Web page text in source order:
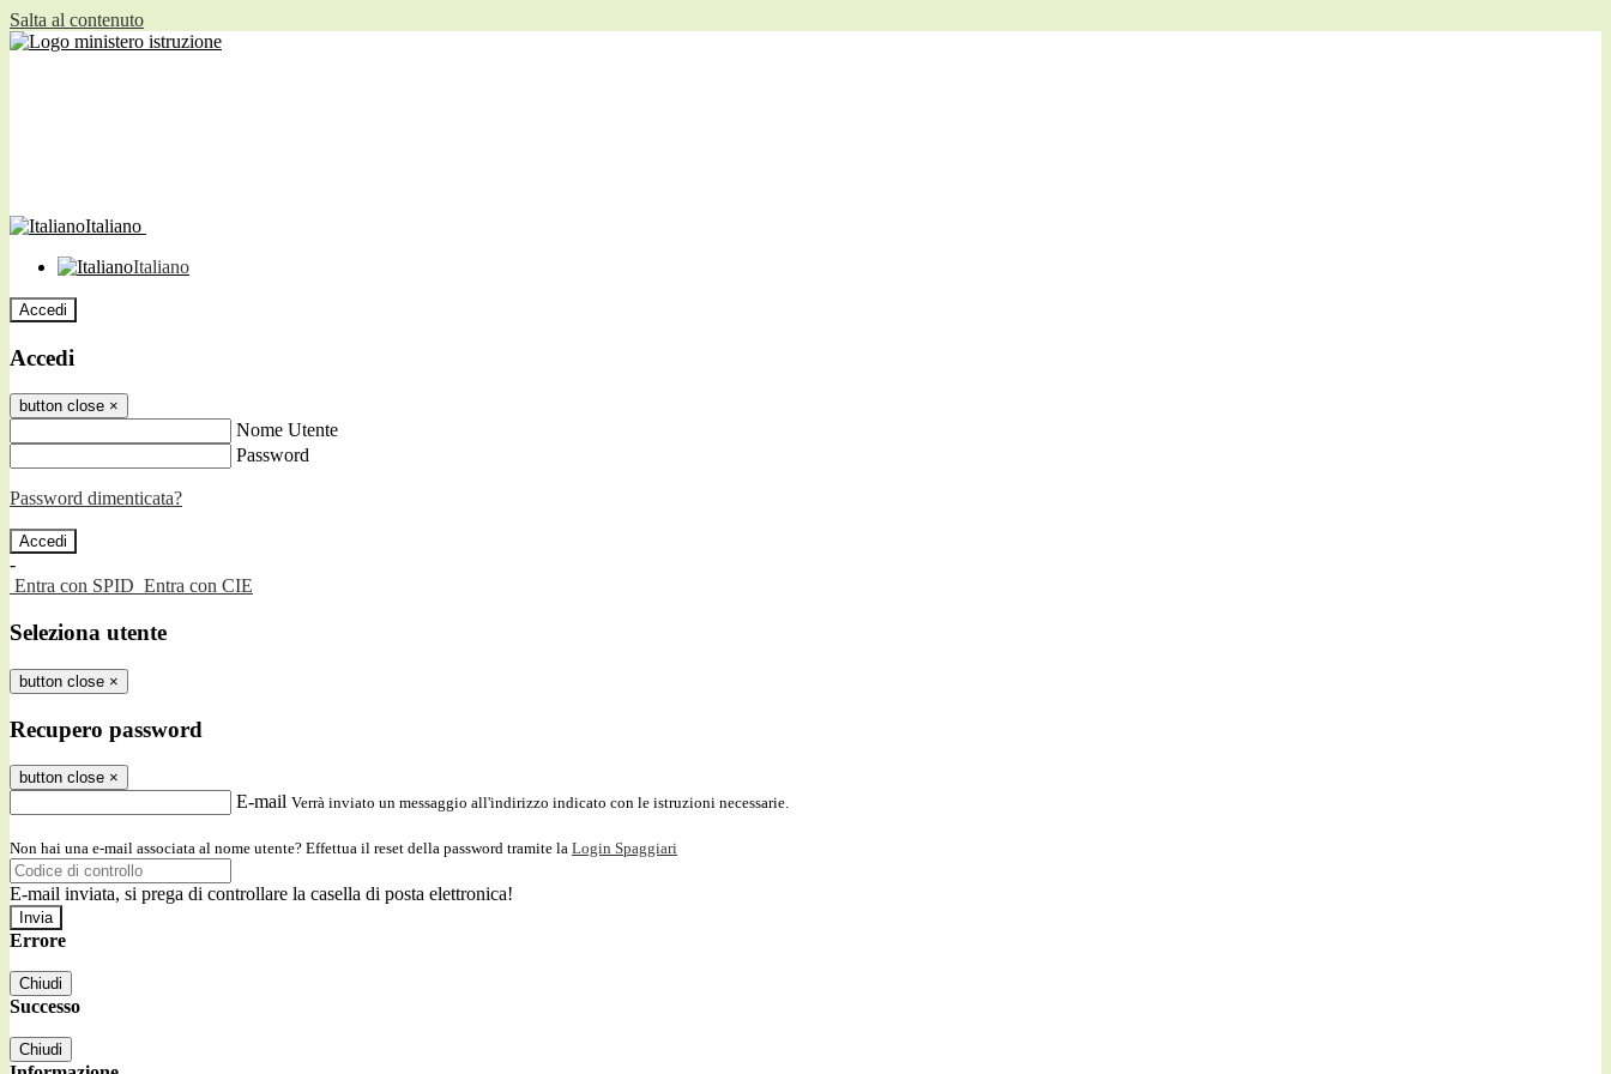
Salta al contenuto
Italiano
Italiano
Accedi
Accedi
button close ×
Nome Utente
Password
Password dimenticata?
-
Entra con SPID Entra con CIE
Seleziona utente
button close ×
Recupero password
button close ×
E-mail Verrà inviato un messaggio all'indirizzo indicato con le istruzioni necessarie.
Non hai una e-mail associata al nome utente? Effettua il reset della password tramite la Login Spaggiari
E-mail inviata, si prega di controllare la casella di posta elettronica!
Errore
Chiudi
Successo
Chiudi